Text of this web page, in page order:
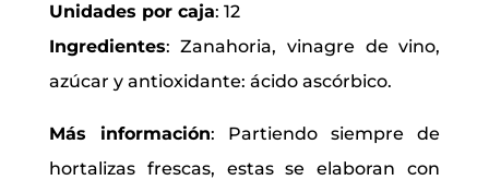
Unidades por caja: 12
Ingredientes:Zanahoria, vinagre de vino,
azúcar y antioxidante: ácido ascórbico.
Más información: Partiendo siempre de
hortalizas frescas, estas se elaboran con